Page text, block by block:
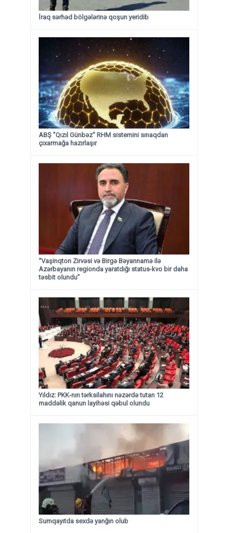
İraq sərhəd bölgələrinə qoşun yeridib
ABŞ "Qızıl Günbəz" RHM sistemini sınaqdan
çıxarmağa hazırlaşır
“Vaşinqton Zirvəsi və Birgə Bəyannamə ilə
Azərbayanın regionda yaratdığı status-kvo bir daha
təsbit olundu”
Yıldız: PKK-nın tərksilahını nəzərdə tutan 12
maddəlik qanun layihəsi qəbul olundu ​​​​​​​
Sumqayıtda sexdə yanğın olub